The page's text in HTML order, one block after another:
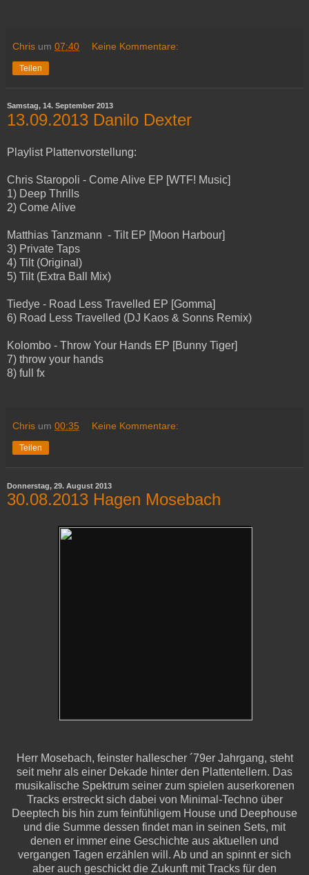
Chris um 07:40 Keine Kommentare:
Teilen
Samstag, 14. September 2013
13.09.2013 Danilo Dexter
Playlist Plattenvorstellung:
Chris Staropoli - Come Alive EP [WTF! Music]
1) Deep Thrills
2) Come Alive
Matthias Tanzmann - Tilt EP [Moon Harbour]
3) Private Taps
4) Tilt (Original)
5) Tilt (Extra Ball Mix)
Tiedye - Road Less Travelled EP [Gomma]
6) Road Less Travelled (DJ Kaos & Sonns Remix)
Kolombo - Throw Your Hands EP [Bunny Tiger]
7) throw your hands
8) full fx
Chris um 00:35 Keine Kommentare:
Teilen
Donnerstag, 29. August 2013
30.08.2013 Hagen Mosebach
Herr Mosebach, feinster hallescher ´79er Jahrgang, steht
seit mehr als einer Dekade hinter den Plattentellern. Das
musikalische Spektrum seiner zum spielen auserkorenen
Tracks erstreckt sich dabei von Minimal-Techno über
Deeptech bis hin zum feinfühligem House und Deephouse
und die Summe dessen findet man in seinen Sets, mit
denen er immer eine Geschichte aus aktuellen und
vergangen Tagen erzählen will. Ab und an spinnt er sich
aber auch geschickt die Zukunft mit Tracks für den